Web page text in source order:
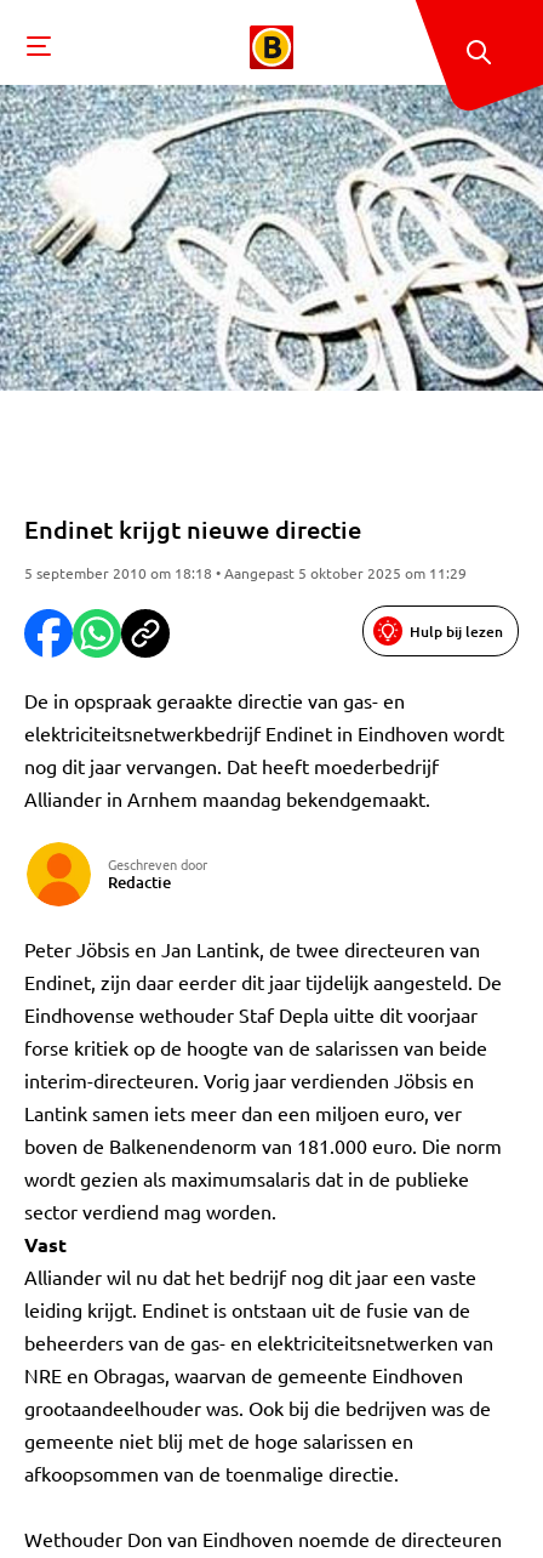
Endinet krijgt nieuwe directie
5 september 2010 om 18:18 • Aangepast 5 oktober 2025 om 11:29
Hulp bij lezen
De in opspraak geraakte directie van gas- en
elektriciteitsnetwerkbedrijf Endinet in Eindhoven wordt
nog dit jaar vervangen. Dat heeft moederbedrijf
Alliander in Arnhem maandag bekendgemaakt.
Geschreven door
Redactie
Peter Jöbsis en Jan Lantink, de twee directeuren van
Endinet, zijn daar eerder dit jaar tijdelijk aangesteld. De
Eindhovense wethouder Staf Depla uitte dit voorjaar
forse kritiek op de hoogte van de salarissen van beide
interim-directeuren. Vorig jaar verdienden Jöbsis en
Lantink samen iets meer dan een miljoen euro, ver
boven de Balkenendenorm van 181.000 euro. Die norm
wordt gezien als maximumsalaris dat in de publieke
sector verdiend mag worden.
Vast
Alliander wil nu dat het bedrijf nog dit jaar een vaste
leiding krijgt. Endinet is ontstaan uit de fusie van de
beheerders van de gas- en elektriciteitsnetwerken van
NRE en Obragas, waarvan de gemeente Eindhoven
grootaandeelhouder was. Ook bij die bedrijven was de
gemeente niet blij met de hoge salarissen en
afkoopsommen van de toenmalige directie.
Wethouder Don van Eindhoven noemde de directeuren